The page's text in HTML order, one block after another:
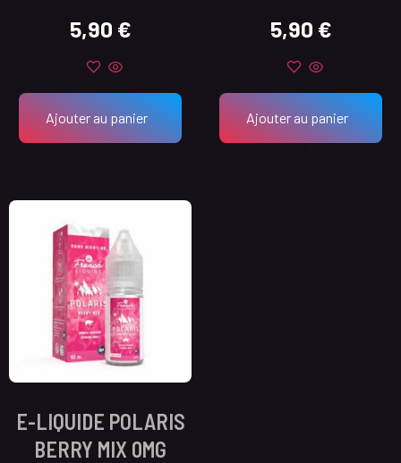
5,90 €
Ajouter au panier
5,90 €
Ajouter au panier
E-LIQUIDE POLARIS
BERRY MIX 0MG